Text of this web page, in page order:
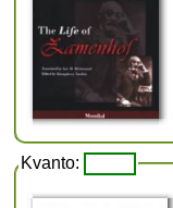
Kvanto: